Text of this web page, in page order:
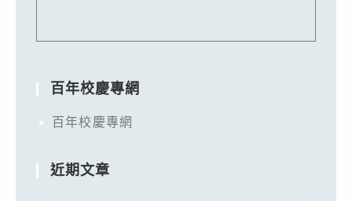
百年校慶專網
百年校慶專網
近期文章